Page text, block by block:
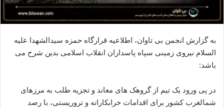
به گزارش انجمن بی تاوان، اطلاعیه قرارگاه حمزه سیدالشهدا علیه
السلام نیروی زمینی سپاه پاسداران انقلاب اسلامی بدین شرح می
باشد:
در پی ورود یک تیم از گروهک های معاند و تجزیه طلب به مرزهای
شمالغرب کشور برای اقدامات خرابکارانه و تروریستی، با رصد